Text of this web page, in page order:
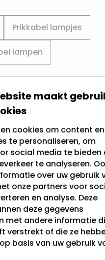
Prikkabel lampjes
lampen
9.4/10
klanten gingen u voor
+ snel geleverd
naar NL & BE
recht op retour
voorraad
Producten
maakt
cookies om content en
te personaliseren, om
social media te bieden
te analyseren.
over uw gebruik
onze partners voor
en analyse. Deze
deze gegevens
met andere informatie
verstrekt of die ze
basis van uw gebruik